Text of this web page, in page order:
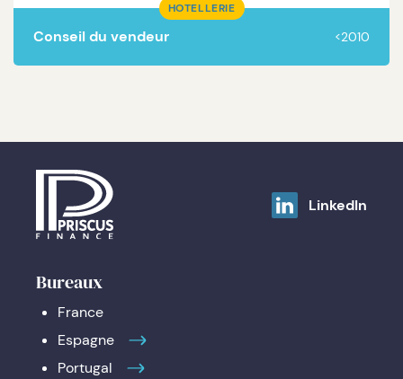
HOTELLERIE
Conseil du vendeur <2010
LinkedIn
Bureaux
France
Espagne
Portugal